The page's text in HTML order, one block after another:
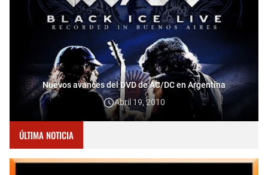
Nuevos avances del DVD de AC/DC en Argentina
Abril 19, 2010
ÚLTIMA NOTICIA